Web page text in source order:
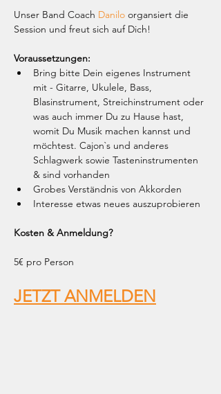
Unser Band Coach Danilo organsiert die
Session und freut sich auf Dich!
Voraussetzungen:
Bring bitte Dein eigenes Instrument
mit - Gitarre, Ukulele, Bass,
Blasinstrument, Streichinstrument oder
was auch immer Du zu Hause hast,
womit Du Musik machen kannst und
möchtest. Cajon`s und anderes
Schlagwerk sowie Tasteninstrumenten
& sind vorhanden
Grobes Verständnis von Akkorden
Interesse etwas neues auszuprobieren
Kosten & Anmeldung?
5€ pro Person
JETZT ANMELDEN